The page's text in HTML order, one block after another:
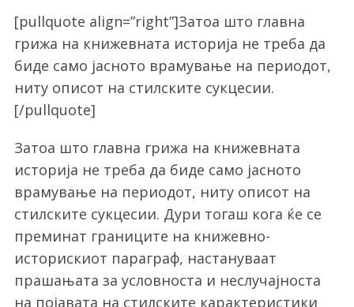
[pullquote align=”right”]Затоа што главна
грижа на книжевната историја не треба да
биде само јасното врамување на периодот,
ниту описот на стилските сукцесии.
[/pullquote]
Затоа што главна грижа на книжевната
историја не треба да биде само јасното
врамување на периодот, ниту описот на
стилските сукцесии. Дури тогаш кога ќе се
преминат границите на книжевно-
историскиот параграф, настануваат
прашањата за условноста и неслучајноста
на појавата на стилските карактеристики